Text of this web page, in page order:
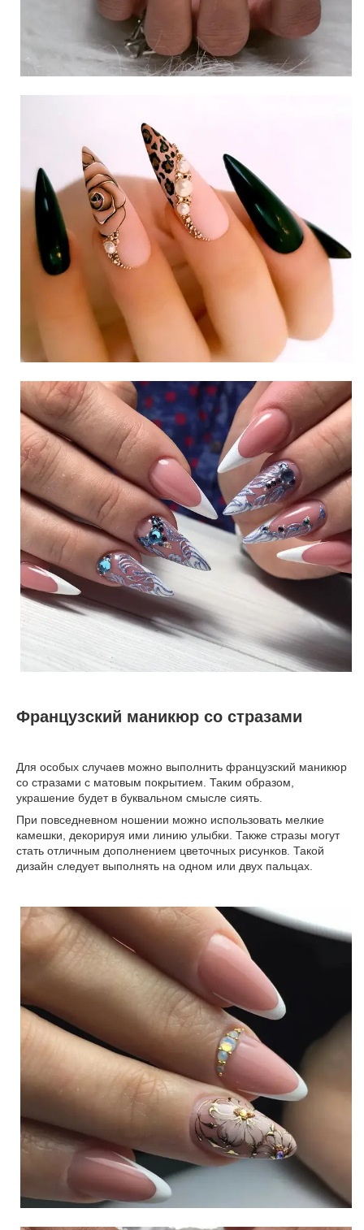
Французский маникюр со стразами
Для особых случаев можно выполнить французский маникюр
со стразами с матовым покрытием. Таким образом,
украшение будет в буквальном смысле сиять.
При повседневном ношении можно использовать мелкие
камешки, декорируя ими линию улыбки. Также стразы могут
стать отличным дополнением цветочных рисунков. Такой
дизайн следует выполнять на одном или двух пальцах.